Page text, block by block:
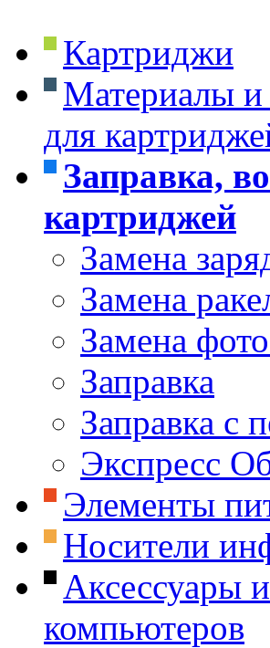
Картриджи
Материалы и
для
Заправка,
картриджей
Замена
Замена
Замена
Заправка
Заправка с
Экспресс
Элементы
Носители
Аксессуары
компьютеров